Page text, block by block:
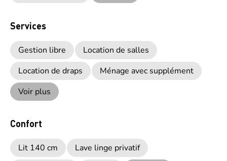
Services
Gestion libre
Location de salles
Location de draps
Ménage avec supplément
Voir plus
Confort
Lit 140 cm
Lave linge privatif